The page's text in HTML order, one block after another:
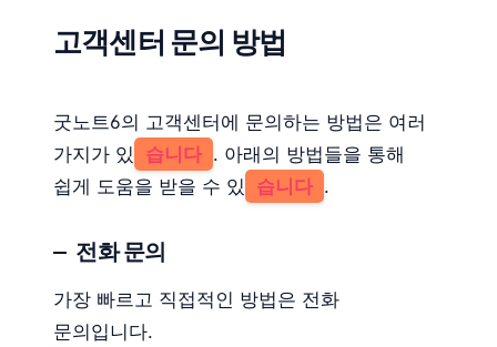
고객센터 문의 방법
굿노트6의 고객센터에 문의하는 방법은 여러
가지가 있
습니다 . 아래의 방법들을 통해
쉽게 도움을 받을 수 있
습니다 .
전화 문의
가장 빠르고 직접적인 방법은 전화
문의입니다.